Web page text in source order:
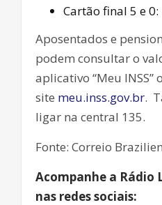
Cartão final 5 e
Aposentados e
podem consultar o
aplicativo “Meu INSS”
site meu.inss.gov.br.
ligar na central 135.
Fonte: Correio
Acompanhe a Rádio
nas redes sociais: